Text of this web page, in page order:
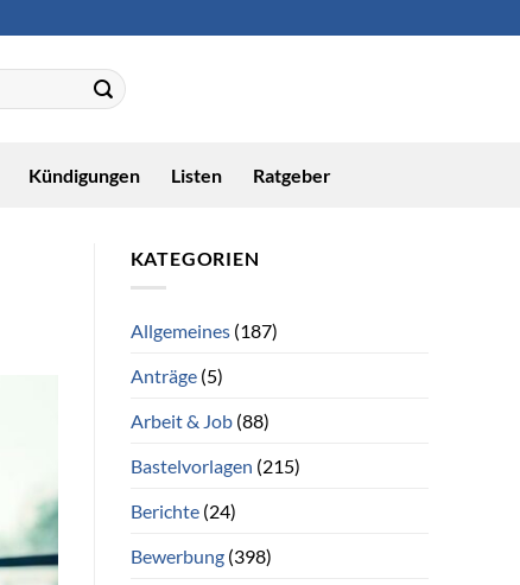
Kündigungen Listen Ratgeber
KATEGORIEN
Allgemeines(187)
Anträge(5)
Arbeit & Job(88)
Bastelvorlagen (215)
Berichte(24)
Bewerbung(398)